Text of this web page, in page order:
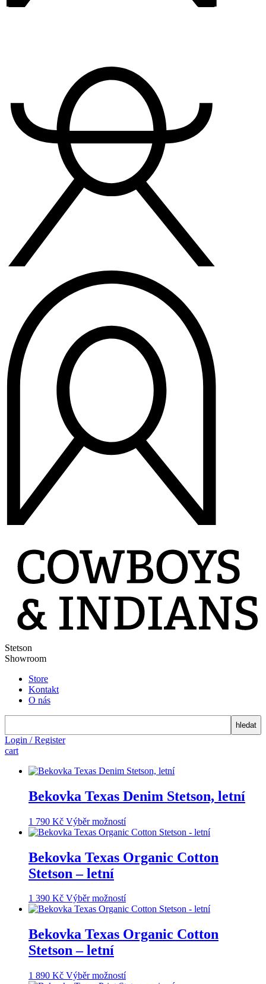
Stetson
Showroom
Store
Kontakt
O nás
Login / Register
cart
Bekovka Texas Denim Stetson, letní
1 790 Kč Výběr možnostíTento
produkt
více
variant.
vybrat
na
produktu
Bekovka Texas Organic Cotton
Stetson – letní
1 390 Kč Výběr možnostíTento
produkt
více
variant.
vybrat
Bekovka Texas Organic Cotton
Stetson – letní
1 890 Kč Výběr možnostíTento